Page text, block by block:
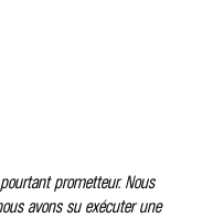
prometteur. Nous
avons su exécuter une